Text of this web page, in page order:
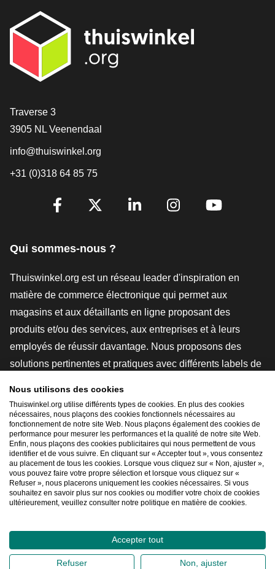
[_General:Contact]
Traverse 3
3905 NL Veenendaal
info@thuiswinkel.org
+31 (0)318 64 85 75
[_General:SocialMediaTitle]
Qui sommes-nous ?
Thuiswinkel.org est un réseau leader d'inspiration en
matière de commerce électronique qui permet aux
magasins et aux détaillants en ligne proposant des
produits et/ou des services, aux entreprises et à leurs
employés de réussir davantage. Nous proposons des
solutions pertinentes et pratiques avec différents labels de
études de marché, et nous disposons de notre propre
plateforme d'enseignement, la Thuiswinkel e-Academy.
Naviguer rapidement
©Thuiswinkel.org
Déclaration de confidentialité
Nous utilisons des cookies
Thuiswinkel.org utilise différents types de cookies. En plus des cookies
nécessaires, nous plaçons des cookies fonctionnels nécessaires au
fonctionnement de notre site Web. Nous plaçons également des cookies de
performance pour mesurer les performances et la qualité de notre site Web.
Enfin, nous plaçons des cookies publicitaires qui nous permettent de vous
identifier et de vous suivre. En cliquant sur « Accepter tout », vous consentez
au placement de tous les cookies. Lorsque vous cliquez sur « Non, ajuster »,
vous pouvez faire votre propre sélection et lorsque vous cliquez sur «
Refuser », nous placerons uniquement les cookies nécessaires. Si vous
souhaitez en savoir plus sur nos cookies ou modifier votre choix de cookies
ultérieurement, veuillez consulter notre politique en matière de cookies.
Accepter tout
Refuser Non, ajuster